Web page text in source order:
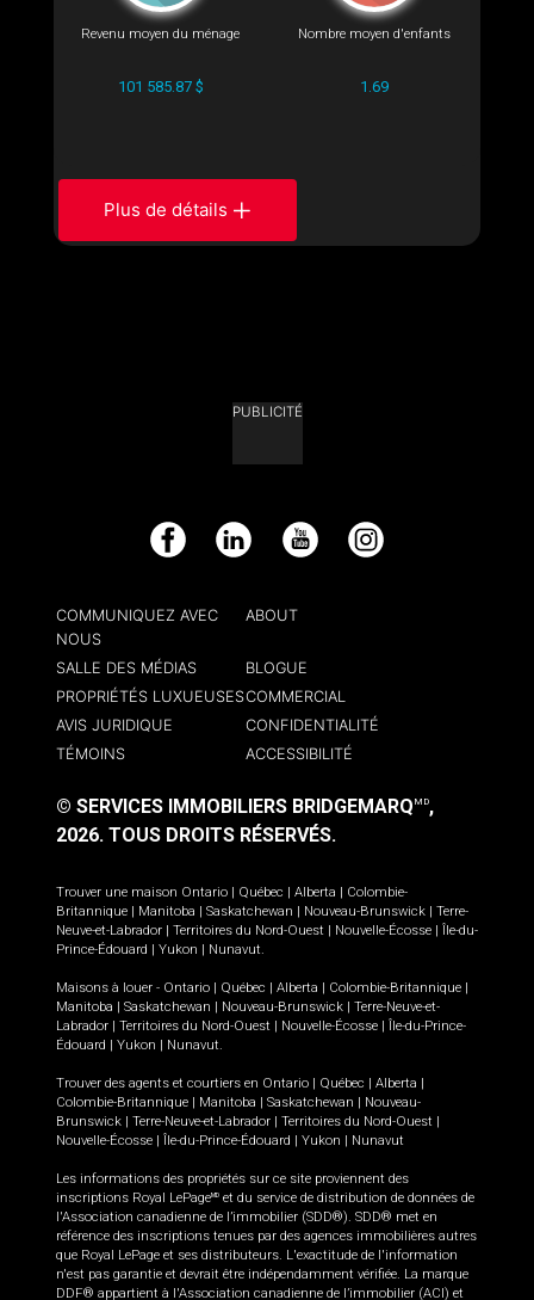
Revenu moyen du ménage
101 585.87 $
Nombre moyen d'enfants
1.69
Plus de détails
PUBLICITÉ
Facebook LinkedIn YouTube Instagram
COMMUNIQUEZ AVEC
NOUS
ABOUT
SALLE DES MÉDIAS
BLOGUE
PROPRIÉTÉS LUXUEUSESCOMMERCIAL
AVIS JURIDIQUE
CONFIDENTIALITÉ
TÉMOINS
ACCESSIBILITÉ
© SERVICES IMMOBILIERS BRIDGEMARQ MD,
2026. TOUS DROITS RÉSERVÉS.
Trouver une maison Ontario Québec Alberta
Colombie-
Britannique
Manitoba Saskatchewan Nouveau-Brunswick
Terre-
Neuve-et-Labrador
Territoires du Nord-Ouest Nouvelle-Écosse
Île-du-
Prince-Édouard
Yukon Nunavut.
Maisons à louer - Ontario Québec Alberta Colombie-Britannique
Manitoba
Saskatchewan Nouveau-Brunswick
Terre-Neuve-et-
Labrador
Territoires du Nord-Ouest Nouvelle-Écosse
Île-du-Prince-
Édouard
Yukon Nunavut.
Trouver des agents et courtiers en Ontario Québec Alberta
Colombie-Britannique
Manitoba Saskatchewan
Nouveau-
Brunswick
Terre-Neuve-et-Labrador Territoires du Nord-Ouest
Nouvelle-Écosse
Île-du-Prince-Édouard Yukon Nunavut
Les informations des propriétés sur ce site proviennent des
inscriptions Royal LePageMD et du service de distribution de données de
l'Association canadienne de l’immobilier (SDD®). SDD® met en
référence des inscriptions tenues par des agences immobilières autres
que Royal LePage et ses distributeurs. L'exactitude de l'information
n'est pas garantie et devrait être indépendamment vérifiée. La marque
DDF® appartient à l'Association canadienne de l’immobilier (ACI) et